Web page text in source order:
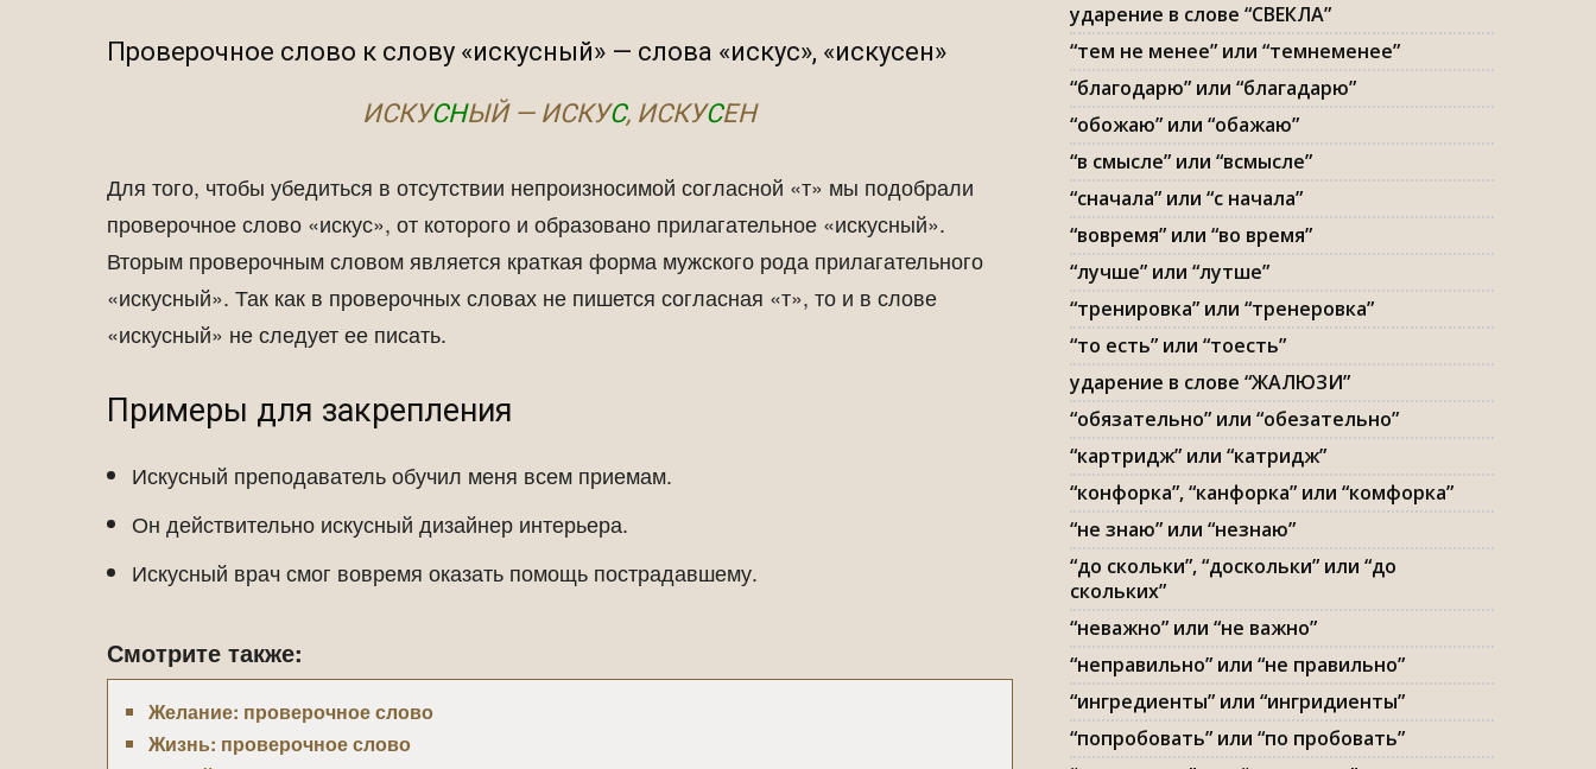
Проверочное слово к слову «искусный» — слова «искус», «искусен»
ИСКУСНЫЙ — ИСКУС, ИСКУСЕН
Для того, чтобы убедиться в отсутствии непроизносимой согласной «т» мы подобрали
проверочное слово «искус», от которого и образовано прилагательное «искусный».
Вторым проверочным словом является краткая форма мужского рода прилагательного
«искусный». Так как в проверочных словах не пишется согласная «т», то и в слове
«искусный» не следует ее писать.
Примеры для закрепления
Искусный преподаватель обучил меня всем приемам.
Он действительно искусный дизайнер интерьера.
Искусный врач смог вовремя оказать помощь пострадавшему.
Смотрите также:
Желание: проверочное слово
Жизнь: проверочное слово
ударение в слове “СВЕКЛА”
“тем не менее” или “темнеменее”
“благодарю” или “благадарю”
“обожаю” или “обажаю”
“в смысле” или “всмысле”
“сначала” или “с начала”
“вовремя” или “во время”
“лучше” или “лутше”
“тренировка” или “тренеровка”
“то есть” или “тоесть”
ударение в слове “ЖАЛЮЗИ”
“обязательно” или “обезательно”
“картридж” или “катридж”
“конфорка”, “канфорка” или “комфорка”
“не знаю” или “незнаю”
“до скольки”, “доскольки” или “до
скольких”
“неважно” или “не важно”
“неправильно” или “не правильно”
“ингредиенты” или “ингридиенты”
“попробовать” или “по пробовать”